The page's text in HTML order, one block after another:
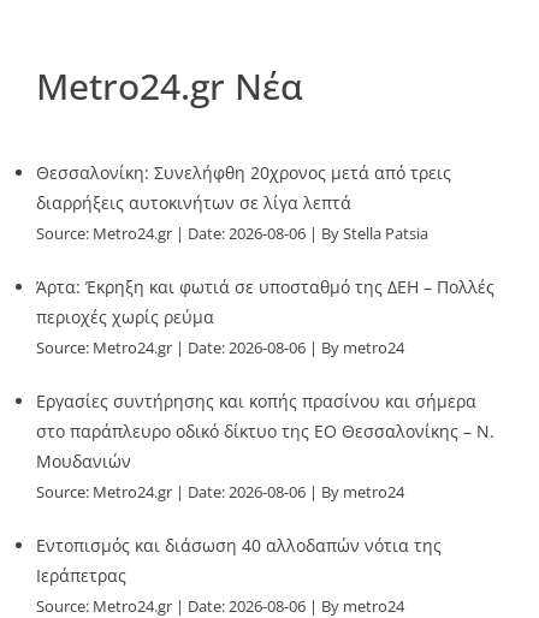
Metro24.gr Νέα
Θεσσαλονίκη: Συνελήφθη 20χρονος μετά από τρεις
διαρρήξεις αυτοκινήτων σε λίγα λεπτά
Source: Metro24.gr Date: 2026-08-06 By Stella Patsia
Άρτα: Έκρηξη και φωτιά σε υποσταθμό της ΔΕΗ – Πολλές
περιοχές χωρίς ρεύμα
Source: Metro24.gr Date: 2026-08-06 By metro24
Εργασίες συντήρησης και κοπής πρασίνου και σήμερα
στο παράπλευρο οδικό δίκτυο της ΕΟ Θεσσαλονίκης – Ν.
Μουδανιών
Source: Metro24.gr Date: 2026-08-06 By metro24
Εντοπισμός και διάσωση 40 αλλοδαπών νότια της
Ιεράπετρας
Source: Metro24.gr Date: 2026-08-06 By metro24